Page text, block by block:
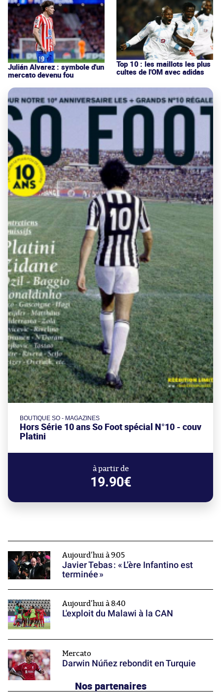
Julián Alvarez : symbole d'un
mercato devenu fou
Top 10 : les maillots les plus
cultes de l'OM avec adidas
BOUTIQUE SO - MAGAZINES
Hors Série 10 ans So Foot spécial N°10 - couv
Platini
à partir de
19.90€
Aujourd'hui à 9:05
Javier Tebas : « L’ère Infantino est
terminée »
Aujourd'hui à 8:40
L'exploit du Malawi à la CAN
Mercato
Darwin Núñez rebondit en Turquie
Nos partenaires